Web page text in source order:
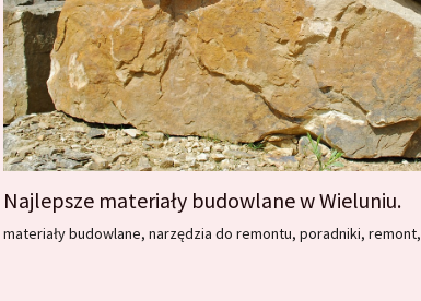
Najlepsze materiały budowlane w Wieluniu.
materiały budowlane, narzędzia do remontu, poradniki, remont,